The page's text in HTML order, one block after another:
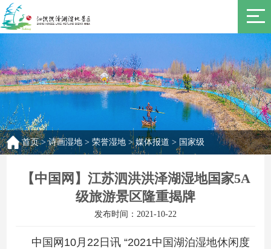
首页>诗画湿地 >荣誉湿地 >媒体报道 > 国家级
【中国网】江苏泗洪洪泽湖湿地国家5A
级旅游景区隆重揭牌
发布时间：2021-10-22
中国网10月22日讯 “2021中国湖泊湿地休闲度